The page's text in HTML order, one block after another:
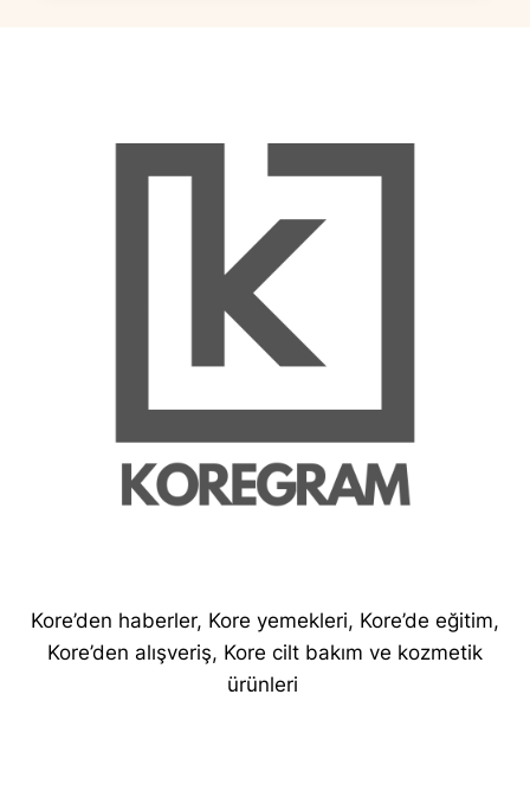
Kore’den haberler, Kore yemekleri, Kore’de eğitim,
Kore’den alışveriş, Kore cilt bakım ve kozmetik
ürünleri